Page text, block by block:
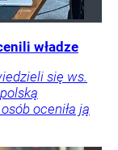
władze
się ws.
oceniła ją